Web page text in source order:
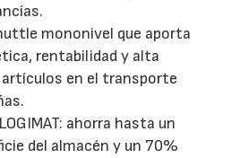
mononivel que aporta
rentabilidad y alta
artículos en el transporte
ahorra hasta un
del almacén y un 70%